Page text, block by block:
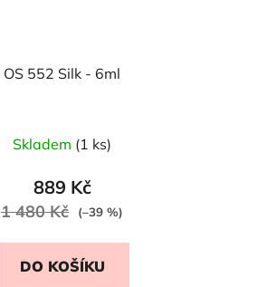
OS 552 Silk - 6ml
Skladem (1 ks)
889 Kč
1 480 Kč (–39 %)
DO KOŠÍKU